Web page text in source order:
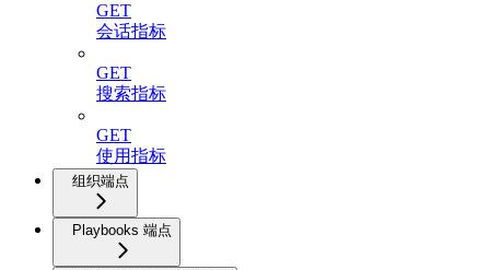
GET
会话指标
GET
搜索指标
GET
使用指标
组织端点
Playbooks 端点